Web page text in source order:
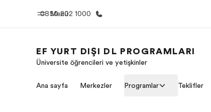
Menü
0850 202 1000
EF'e hoş geldiniz
Tüm
EF YURT DIŞI DİL PROGRAMLARI
Üniversite öğrencileri ve yetişkinler
Ana sayfa Merkezler Programlar Teklifler